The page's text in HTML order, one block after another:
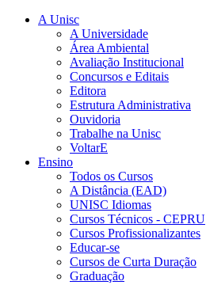
A Unisc
A Universidade
Área Ambiental
Avaliação Institucional
Concursos e Editais
Editora
Estrutura Administrativa
Ouvidoria
Trabalhe na Unisc
VoltarE
Ensino
Todos os Cursos
A Distância (EAD)
UNISC Idiomas
Cursos Técnicos - CEPRU
Cursos Profissionalizantes
Educar-se
Cursos de Curta Duração
Graduação